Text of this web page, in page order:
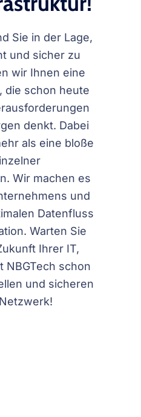
Sie in der Lage,
und sicher zu
wir Ihnen eine
die schon heute
denkt. Dabei
als eine bloße
Wir machen es
und
Datenfluss
Warten Sie
Ihrer IT,
NBGTech schon
und sicheren